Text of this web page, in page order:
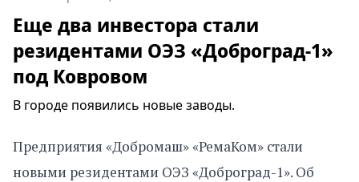
Еще два инвестора стали
резидентами ОЭЗ «Доброград-1»
под Ковровом
В городе появились новые заводы.
Предприятия «Добромаш» «РемаКом» стали
новыми резидентами ОЭЗ «Доброград-1». Об